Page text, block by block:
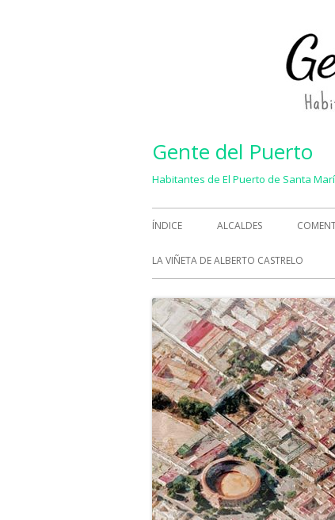
Gente del Puerto
Habitantes de El Puerto de Santa
Menú
principal
ÍNDICE ALCALDES
LA VIÑETA DE ALBERTO CASTRELO